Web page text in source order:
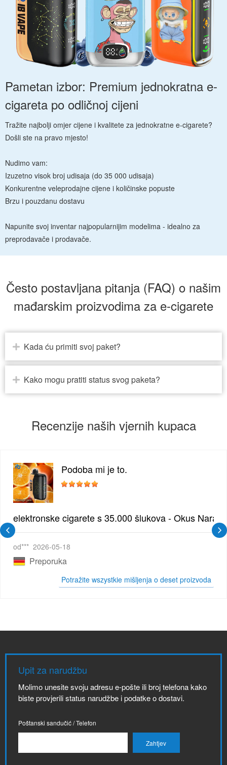
Pametan izbor: Premium jednokratna e-
cigareta po odličnoj cijeni
Tražite najbolji omjer cijene i kvalitete za jednokratne e-cigarete?
Došli ste na pravo mjesto!
Nudimo vam:
Izuzetno visok broj udisaja (do 35 000 udisaja)
Konkurentne veleprodajne cijene i količinske popuste
Brzu i pouzdanu dostavu
Napunite svoj inventar najpopularnijim modelima - idealno za
preprodavače i prodavače.
Često postavljana pitanja (FAQ) o našim
mađarskim proizvodima za e-cigarete
Kada ću primiti svoj paket?
Kako mogu pratiti status svog paketa?
Recenzije naših vjernih kupaca
| Elegantna Voćna Kombinacija
Podoba mi je to.
elektronske cigarete s 35.000 šlukova - Okus
od*** 2026-05-18
Preporuka
Potražite wszystkie mišljenja o deset proizvoda
Upit za narudžbu
Molimo unesite svoju adresu e-pošte ili broj telefona kako
biste provjerili status narudžbe i podatke o dostavi.
Poštanski sandučić / Telefon